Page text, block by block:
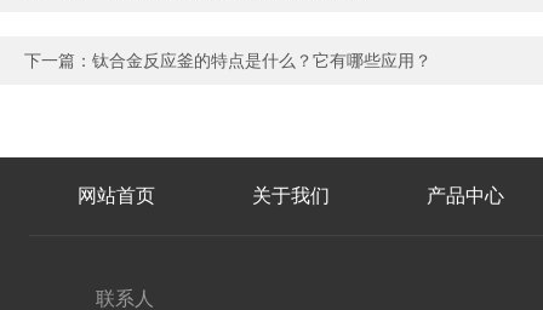
下一篇： 钛合金反应釜的特点是什么？它有哪些应用？
网站首页 关于我们 产品中心
联系人